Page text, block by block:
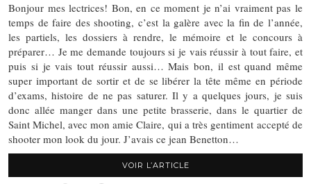
Bonjour mes lectrices! Bon, en ce moment je n’ai vraiment pas le
temps de faire des shooting, c’est la galère avec la fin de l’année,
les partiels, les dossiers à rendre, le mémoire et le concours à
préparer… Je me demande toujours si je vais réussir à tout faire, et
puis si je vais tout réussir aussi… Mais bon, il est quand même
super important de sortir et de se libérer la tête même en période
d’exams, histoire de ne pas saturer. Il y a quelques jours, je suis
donc allée manger dans une petite brasserie, dans le quartier de
Saint Michel, avec mon amie Claire, qui a très gentiment accepté de
shooter mon look du jour. J’avais ce jean Benetton…
VOIR L’ARTICLE